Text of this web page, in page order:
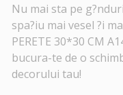
Nu mai sta pe
spa?iu mai vesel ?i
PERETE 30*30 CM
bucura-te de o
decorului tau!